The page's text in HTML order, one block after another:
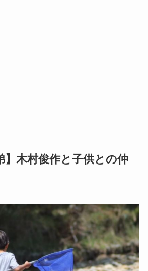
】木村俊作と子供との仲